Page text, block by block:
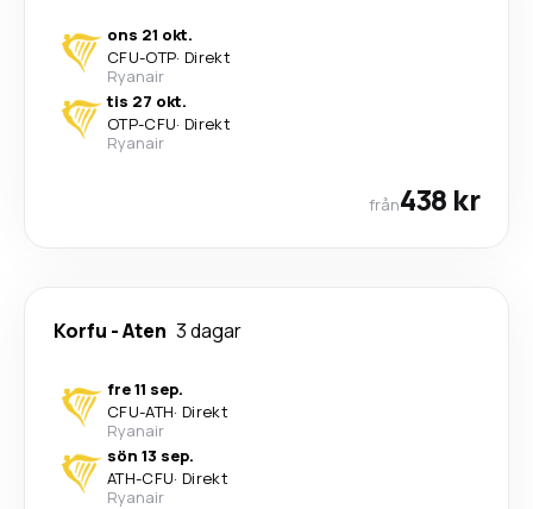
ons 21 okt.
CFU-OTP· Direkt
Ryanair
tis 27 okt.
OTP-CFU· Direkt
Ryanair
från438 kr
Korfu -Aten 3 dagar
fre 11 sep.
CFU-ATH· Direkt
Ryanair
sön 13 sep.
ATH-CFU· Direkt
Ryanair